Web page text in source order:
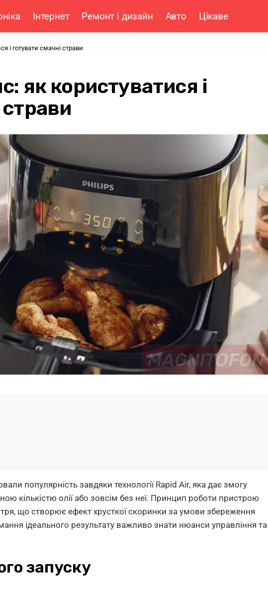
Інтернет Ремонт і дизайн Авто Цікаве
і готувати смачні страви
як користуватися і
популярність завдяки технології Rapid Air, яка дає змогу
кількістю олії або зовсім без неї. Принцип роботи пристрою
що створює ефект хрусткої скоринки за умови збереження
ідеального результату важливо знати нюанси управління та
запуску